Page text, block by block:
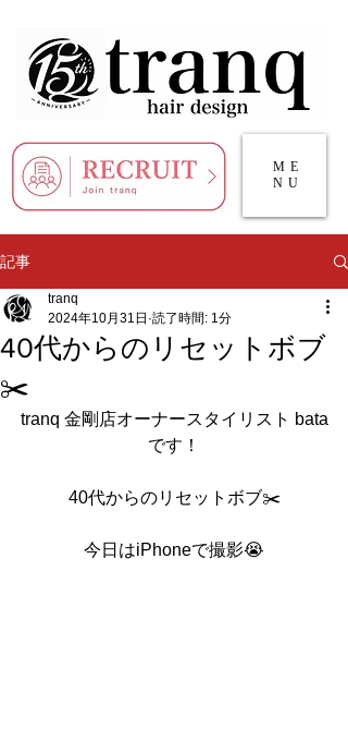
ME
NU
記事
40代からのリセットボブ
✂️
tranq
2024年10月31日 読了時間: 1分
tranq 金剛店オーナースタイリスト bata
です！
40代からのリセットボブ✂️
今日はiPhoneで撮影😭